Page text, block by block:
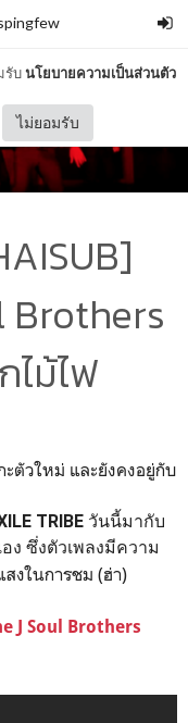
รับนโยบายความเป็นส่วนตัว
ไม่ยอมรับ
Brothers
ม้ไฟ
ตัวใหม่ และยังคงอยู่กับ
TRIBEวันนี้มากับ
ง ซึ่งตัวเพลงมีความ
บอีกหนึ่งผลงานเพลง
ดนะคะบอกเลย
งในการชม (ฮ่า)
J Soul Brothers